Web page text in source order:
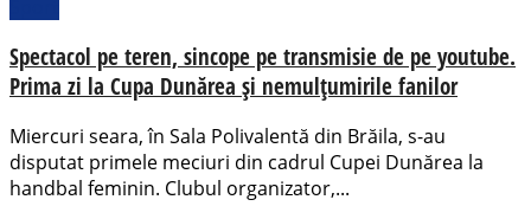
Spectacol pe teren, sincope pe transmisie de pe youtube.
Prima zi la Cupa Dunărea și nemulțumirile fanilor
Miercuri seara, în Sala Polivalentă din Brăila, s-au
disputat primele meciuri din cadrul Cupei Dunărea la
handbal feminin. Clubul organizator,...